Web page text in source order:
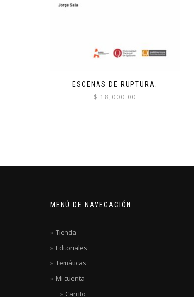
ESCENAS DE RUPTURA.
$ 18,000.00
MENÚ DE NAVEGACIÓN
Tienda
Editoriales
Temáticas
Mi cuenta
Carrito